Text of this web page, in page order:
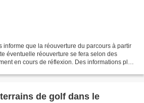
informe que la réouverture du parcours à partir
éventuelle réouverture se fera selon des
en cours de réflexion. Des informations plus
de golf dans le